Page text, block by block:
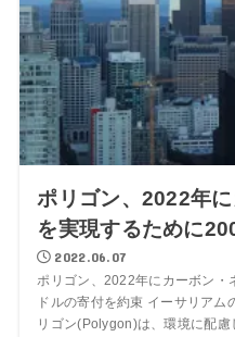
ポリゴン、2022年
を実現するために
2022.06.07
ポリゴン、2022年にカーボン・
ドルの寄付を約束 イーサリアム
リゴン(Polygon)は、環境に配